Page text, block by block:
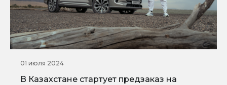
01 июля 2024
В Казахстане стартует предзаказ на